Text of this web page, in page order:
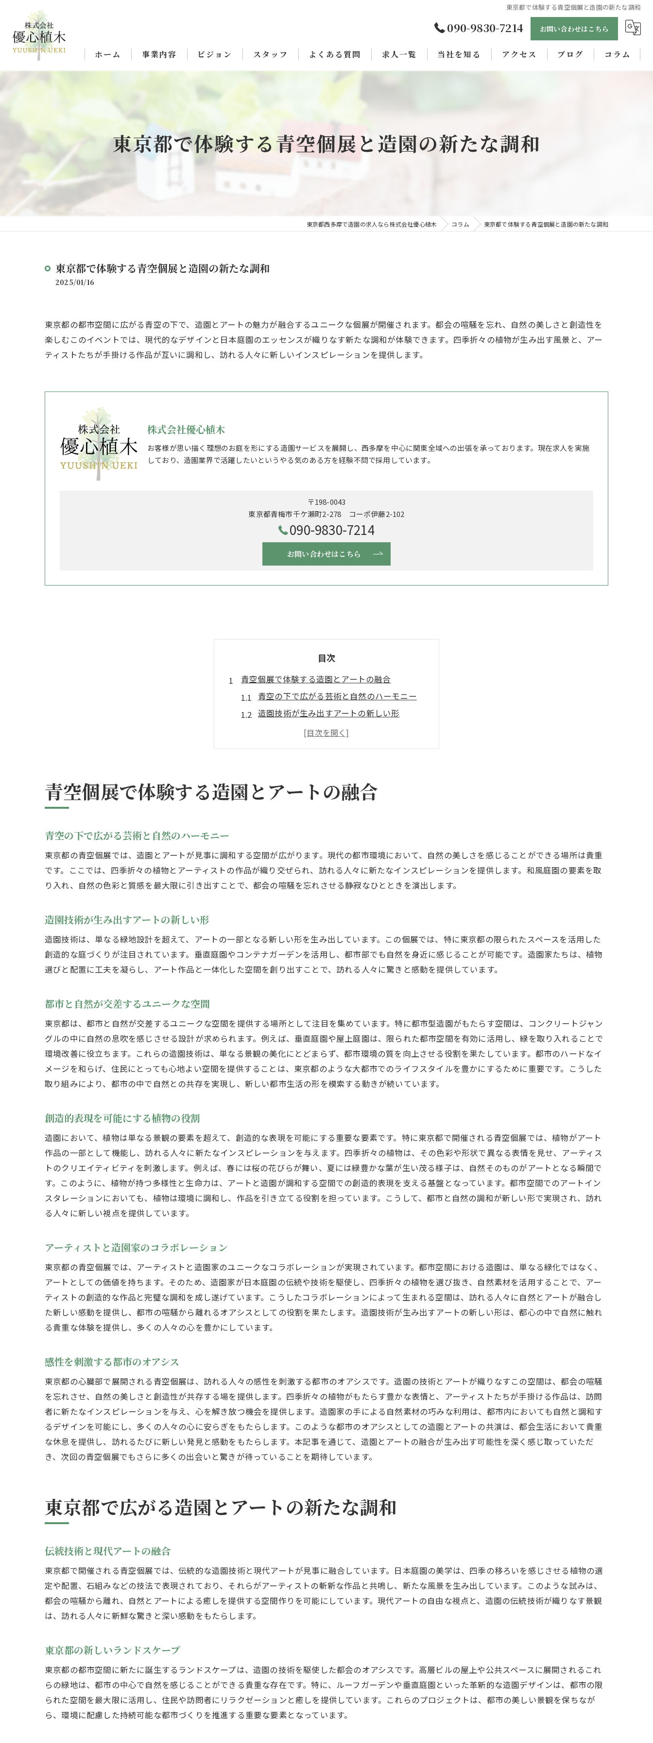
東京都で体験する青空個展と造園の新たな調和
090-9830-7214 お問い合わせはこちら
ホーム 事業内容 ビジョン スタッフ よくある質問 求人一覧 当社を知る
職人
アクセス ブログ コラム
東京都で体験する青空個展と造園の新たな調和
東京都西多摩で造園の求人なら株式会社優心植木 コラム 東京都で体験する青空個展と造園の新たな調和
東京都で体験する青空個展と造園の新たな調和
2025/01/16
東京都の都市空間に広がる青空の下で、造園とアートの魅力が融合するユニークな個展が開催されます。都会の喧騒を忘れ、自然の美しさと創造性を
楽しむこのイベントでは、現代的なデザインと日本庭園のエッセンスが織りなす新たな調和が体験できます。四季折々の植物が生み出す風景と、アー
ティストたちが手掛ける作品が互いに調和し、訪れる人々に新しいインスピレーションを提供します。
株式会社優心植木
お客様が思い描く理想のお庭を形にする造園サービスを展開し、西多摩を中心に関東全域への出張を承っております。現在求人を実施
しており、造園業界で活躍したいというやる気のある方を経験不問で採用しています。
〒198-0043
東京都青梅市千ケ瀬町2-278 コーポ伊藤2-102
090-9830-7214
お問い合わせはこちら
目次
青空個展で体験する造園とアートの融合
青空の下で広がる芸術と自然のハーモニー
造園技術が生み出すアートの新しい形
都市と自然が交差するユニークな空間
創造的表現を可能にする植物の役割
感性を刺激する都市のオアシス
東京都で広がる造園とアートの新たな調和
アートが織りなす都市の風景
造園が生み出すリラクゼーション空間
四季折々の植物が織りなす景観
都市生活に癒しをもたらす緑地
東京都における持続可能な造園
アートが活きる都市空間デザイン
日常から解放される癒しの空間
造園技術で生み出す東京都の新しい風景
創造的なデザインが描く東京都の風景
技術革新がもたらす新たな造園
伝統と革新を融合した庭園設計
都市の中に広がる自然のスペース
青空個展がもたらす造園のインスピレーション
アートと造園が描く未来の都市像
芸術作品が引き出す造園の可能性
都会の喧騒を忘れる造園とアートの空間
自然とアートが織りなす癒しの場
東京都の静寂を体験する場所
造園がもたらす心の安らぎ
造園で生まれる都会のオアシス
東京都の青空個展で再発見する造園の美
アートと自然が共存する新たな美しさ
東京都の風景に見る造園の技
四季の変化を楽しむ庭園の魅力
新たな視点で捉える都市の自然
自然の美しさを引き立てるアート
造園とアートが織りなす東京都の特別な体験
東京の新たな文化スペース
自然と触れ合う新しい体験
アートと造園による感動の瞬間
青空個展で体験する造園とアートの融合
青空の下で広がる芸術と自然のハーモニー
東京都の青空個展では、造園とアートが見事に調和する空間が広がります。現代の都市環境において、自然の美しさを感じることができる場所は貴重
です。ここでは、四季折々の植物とアーティストの作品が織り交ぜられ、訪れる人々に新たなインスピレーションを提供します。和風庭園の要素を取
り入れ、自然の色彩と質感を最大限に引き出すことで、都会の喧騒を忘れさせる静寂なひとときを演出します。
造園技術が生み出すアートの新しい形
造園技術は、単なる緑地設計を超えて、アートの一部となる新しい形を生み出しています。この個展では、特に東京都の限られたスペースを活用した
創造的な庭づくりが注目されています。垂直庭園やコンテナガーデンを活用し、都市部でも自然を身近に感じることが可能です。造園家たちは、植物
選びと配置に工夫を凝らし、アート作品と一体化した空間を創り出すことで、訪れる人々に驚きと感動を提供しています。
都市と自然が交差するユニークな空間
東京都は、都市と自然が交差するユニークな空間を提供する場所として注目を集めています。特に都市型造園がもたらす空間は、コンクリートジャン
グルの中に自然の息吹を感じさせる設計が求められます。例えば、垂直庭園や屋上庭園は、限られた都市空間を有効に活用し、緑を取り入れることで
環境改善に役立ちます。これらの造園技術は、単なる景観の美化にとどまらず、都市環境の質を向上させる役割を果たしています。都市のハードなイ
メージを和らげ、住民にとっても心地よい空間を提供することは、東京都のような大都市でのライフスタイルを豊かにするために重要です。こうした
取り組みにより、都市の中で自然との共存を実現し、新しい都市生活の形を模索する動きが続いています。
創造的表現を可能にする植物の役割
造園において、植物は単なる景観の要素を超えて、創造的な表現を可能にする重要な要素です。特に東京都で開催される青空個展では、植物がアート
作品の一部として機能し、訪れる人々に新たなインスピレーションを与えます。四季折々の植物は、その色彩や形状で異なる表情を見せ、アーティス
トのクリエイティビティを刺激します。例えば、春には桜の花びらが舞い、夏には緑豊かな葉が生い茂る様子は、自然そのものがアートとなる瞬間で
す。このように、植物が持つ多様性と生命力は、アートと造園が調和する空間での創造的表現を支える基盤となっています。都市空間でのアートイン
スタレーションにおいても、植物は環境に調和し、作品を引き立てる役割を担っています。こうして、都市と自然の調和が新しい形で実現され、訪れ
る人々に新しい視点を提供しています。
アーティストと造園家のコラボレーション
東京都の青空個展では、アーティストと造園家のユニークなコラボレーションが実現されています。都市空間における造園は、単なる緑化ではなく、
アートとしての価値を持ちます。そのため、造園家が日本庭園の伝統や技術を駆使し、四季折々の植物を選び抜き、自然素材を活用することで、アー
ティストの創造的な作品と完璧な調和を成し遂げています。こうしたコラボレーションによって生まれる空間は、訪れる人々に自然とアートが融合し
た新しい感動を提供し、都市の喧騒から離れるオアシスとしての役割を果たします。造園技術が生み出すアートの新しい形は、都心の中で自然に触れ
る貴重な体験を提供し、多くの人々の心を豊かにしています。
感性を刺激する都市のオアシス
東京都の心臓部で展開される青空個展は、訪れる人々の感性を刺激する都市のオアシスです。造園の技術とアートが織りなすこの空間は、都会の喧騒
を忘れさせ、自然の美しさと創造性が共存する場を提供します。四季折々の植物がもたらす豊かな表情と、アーティストたちが手掛ける作品は、訪問
者に新たなインスピレーションを与え、心を解き放つ機会を提供します。造園家の手による自然素材の巧みな利用は、都市内においても自然と調和す
るデザインを可能にし、多くの人々の心に安らぎをもたらします。このような都市のオアシスとしての造園とアートの共演は、都会生活において貴重
な休息を提供し、訪れるたびに新しい発見と感動をもたらします。本記事を通じて、造園とアートの融合が生み出す可能性を深く感じ取っていただ
き、次回の青空個展でもさらに多くの出会いと驚きが待っていることを期待しています。
東京都で広がる造園とアートの新たな調和
伝統技術と現代アートの融合
東京都で開催される青空個展では、伝統的な造園技術と現代アートが見事に融合しています。日本庭園の美学は、四季の移ろいを感じさせる植物の選
定や配置、石組みなどの技法で表現されており、それらがアーティストの斬新な作品と共鳴し、新たな風景を生み出しています。このような試みは、
都会の喧騒から離れ、自然とアートによる癒しを提供する空間作りを可能にしています。現代アートの自由な視点と、造園の伝統技術が織りなす景観
は、訪れる人々に新鮮な驚きと深い感動をもたらします。
東京都の新しいランドスケープ
東京都の都市空間に新たに誕生するランドスケープは、造園の技術を駆使した都会のオアシスです。高層ビルの屋上や公共スペースに展開されるこれ
らの緑地は、都市の中心で自然を感じることができる貴重な存在です。特に、ルーフガーデンや垂直庭園といった革新的な造園デザインは、都市の限
られた空間を最大限に活用し、住民や訪問者にリラクゼーションと癒しを提供しています。これらのプロジェクトは、都市の美しい景観を保ちなが
ら、環境に配慮した持続可能な都市づくりを推進する重要な要素となっています。